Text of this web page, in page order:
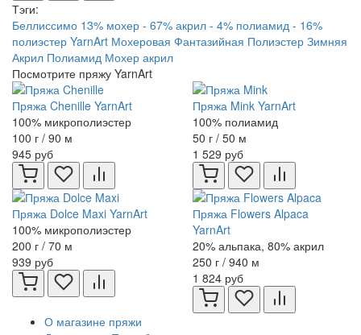
Тэги:
Беллиссимо 13% мохер - 67% акрил - 4% полиамид - 16%
полиэстер YarnArt Мохеровая Фантазийная Полиэстер Зимняя
Акрил Полиамид Мохер акрил
Посмотрите пряжу YarnArt
Пряжа Chenille YarnArt
100% микрополиэстер
100 г / 90 м
945 руб
Пряжа Mink YarnArt
100% полиамид
50 г / 50 м
1 529 руб
Пряжа Dolce Maxi YarnArt
100% микрополиэстер
200 г / 70 м
939 руб
Пряжа Flowers Alpaca
YarnArt
20% альпака, 80% акрил
250 г / 940 м
1 824 руб
О магазине пряжи